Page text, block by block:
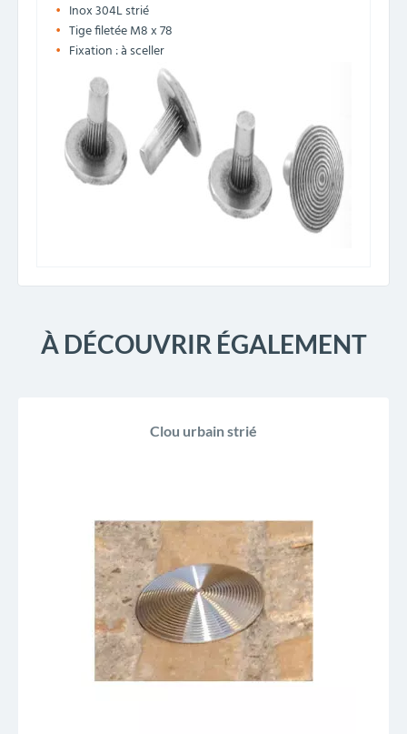
Inox 304L strié
Tige filetée M8 x 78
Fixation : à sceller
À DÉCOUVRIR ÉGALEMENT
Clou urbain strié